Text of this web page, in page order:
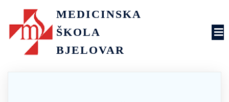
MEDICINSKA
ŠKOLA
BJELOVAR